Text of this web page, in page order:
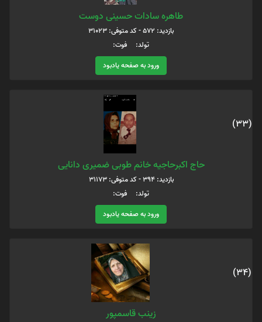
طاهره سادات حسینی دوست
بازدید: 572 - کد متوفی: 31023
تولد: فوت:
ورود به صفحه یادبود
(33)
حاج اکبرحاجیه خانم طوبی ضمیری دانایی
بازدید: 394 - کد متوفی: 31173
تولد: فوت:
ورود به صفحه یادبود
(34)
زینب قاسمپور